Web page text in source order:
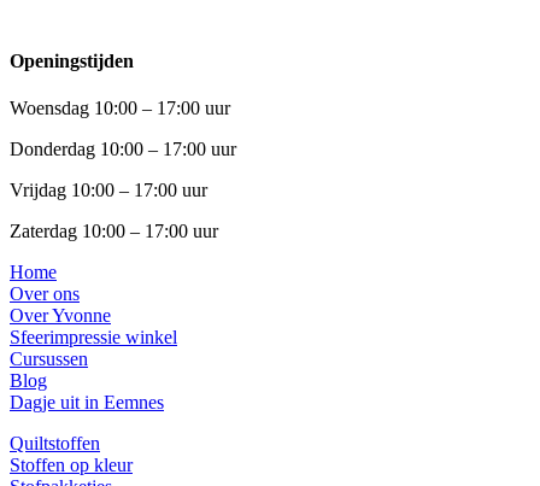
Openingstijden
Woensdag 10:00 – 17:00 uur
Donderdag 10:00 – 17:00 uur
Vrijdag 10:00 – 17:00 uur
Zaterdag 10:00 – 17:00 uur
Home
Over ons
Over Yvonne
Sfeerimpressie winkel
Cursussen
Blog
Dagje uit in Eemnes
Quiltstoffen
Stoffen op kleur